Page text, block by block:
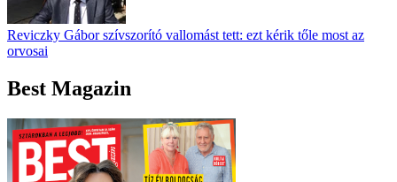
Reviczky Gábor szívszorító vallomást tett: ezt kérik tőle most az
orvosai
Best Magazin